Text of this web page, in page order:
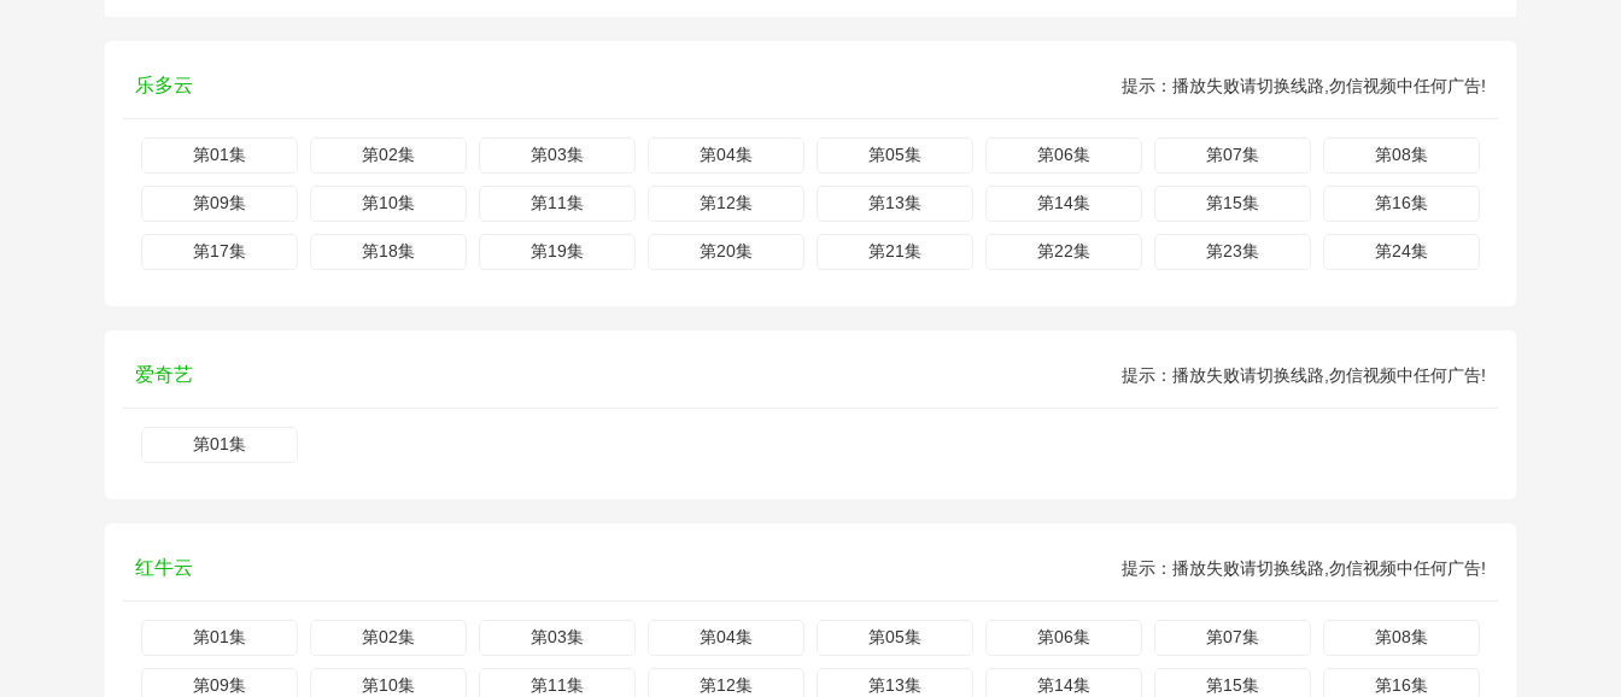
乐多云 提示：播放失败请切换线路,勿信视频中任何广告!
第01集 第02集 第03集 第04集 第05集 第06集 第07集 第08集
第09集 第10集 第11集 第12集 第13集 第14集 第15集 第16集
第17集 第18集 第19集 第20集 第21集 第22集 第23集 第24集
爱奇艺 提示：播放失败请切换线路,勿信视频中任何广告!
第01集
红牛云 提示：播放失败请切换线路,勿信视频中任何广告!
第01集 第02集 第03集 第04集 第05集 第06集 第07集 第08集
第09集 第10集 第11集 第12集 第13集 第14集 第15集 第16集